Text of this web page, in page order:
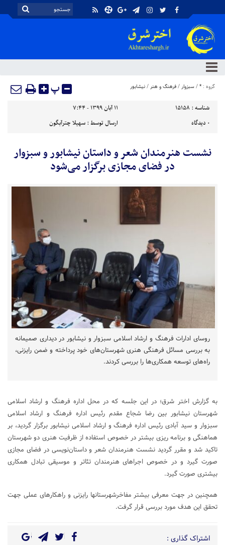
گروه : *
/سبزوار/فرهنگ و هنر/نیشابور پ
شناسه : 15158
۱۱ آبان ۱۳۹۹ - ۷:۴۴
۰ دیدگاه ارسال توسط :سهیلا چترآبگون
نشست هنرمندان شعر و داستان نیشابور و سبزوار
در فضای مجازی برگزار می‌شود
روسای ادارات فرهنگ و ارشاد اسلامی سبزوار و نیشابور در دیداری صمیمانه
به بررسی مسائل فرهنگی هنری شهرستان‌های خود پرداخته و ضمن رایزنی،
راه‌های توسعه همکاری‌ها را بررسی کردند.
به گزارش اختر شرق؛ در این جلسه که در محل اداره فرهنگ و ارشاد اسلامی
شهرستان نیشابور بین رضا شجاع مقدم رئیس اداره فرهنگ و ارشاد اسلامی
سبزوار و سید آبادی رئیس اداره فرهنگ و ارشاد اسلامی نیشابور برگزار گردید، بر
هماهنگی و برنامه ریزی بیشتر در خصوص استفاده از ظرفیت هنری دو شهرستان
تاکید شد و مقرر گردید نشست هنرمندان شعر و داستان‌نویسی در فضای مجازی
صورت گیرد و در خصوص اجراهای هنرمندان تئاتر و موسیقی تبادل همکاری
بیشتری صورت گیرد.
همچنین در جهت معرفی بیشتر مفاخرشهرستانها رایزنی و راهکارهای عملی جهت
تحقق این هدف مورد بررسی قرار گرفت.
اشتراک گذاری :